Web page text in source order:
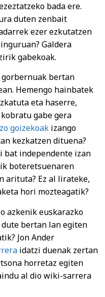
bada ere.
duten zenbait
ezer ezkutatzen
Galdera
gabekoak.
gorbernuak bertan
Hemengo hainbatek
eta haserre,
gabe gera
goizekoak izango
kezkatzen dituena?
bat independente izan
boteretsuenaren
arituta? Ez al lirateke,
hori mozteagatik?
azkenik euskarazko
bertan lan egiten
Jon Ander
idatzi duenak zertan
horretaz egiten
al dio wiki-sarrera